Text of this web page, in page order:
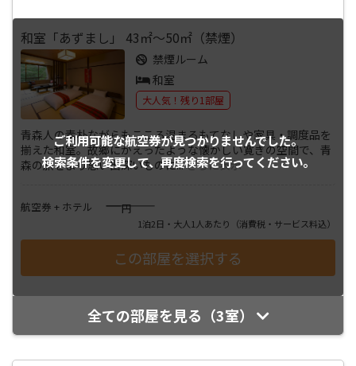
ご利用可能な航空券が見つかりませんでした。
検索条件を変更して、再度検索を行ってください。
和室「あずまし」 43㎡～50㎡（禁煙）
禁煙ルーム
和室
大人気！残り1部屋
青森人の素朴ながらもこころ温まるもてなしや家具・調度品を
揃えた和室。故郷にかえったような懐かしい寛ぎの空間で、青
森の旅をより思い出深いものに...さらに表示
航空券 + ホテル ――――円
1泊2日・大人1人あたり （消費税・サービス料込）
全ての部屋を見る（3室）